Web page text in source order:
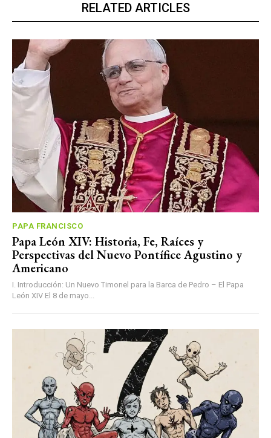
RELATED ARTICLES
PAPA FRANCISCO
Papa León XIV: Historia, Fe, Raíces y
Perspectivas del Nuevo Pontífice Agustino y
Americano
I. Introducción: Un Nuevo Timonel para la Barca de Pedro – El Papa
León XIV El 8 de mayo...